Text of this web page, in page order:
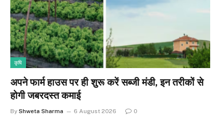
कृषि
अपने फार्म हाउस पर ही शुरू करें सब्जी मंडी, इन तरीकों से
होगी जबरदस्त कमाई
By Shweta Sharma 6 August 2026 0